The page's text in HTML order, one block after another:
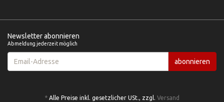
Newsletter abonnieren
Abmeldung jederzeit möglich
Adresse
abonnieren
* Alle Preise inkl. gesetzlicher USt., zzgl. Versand